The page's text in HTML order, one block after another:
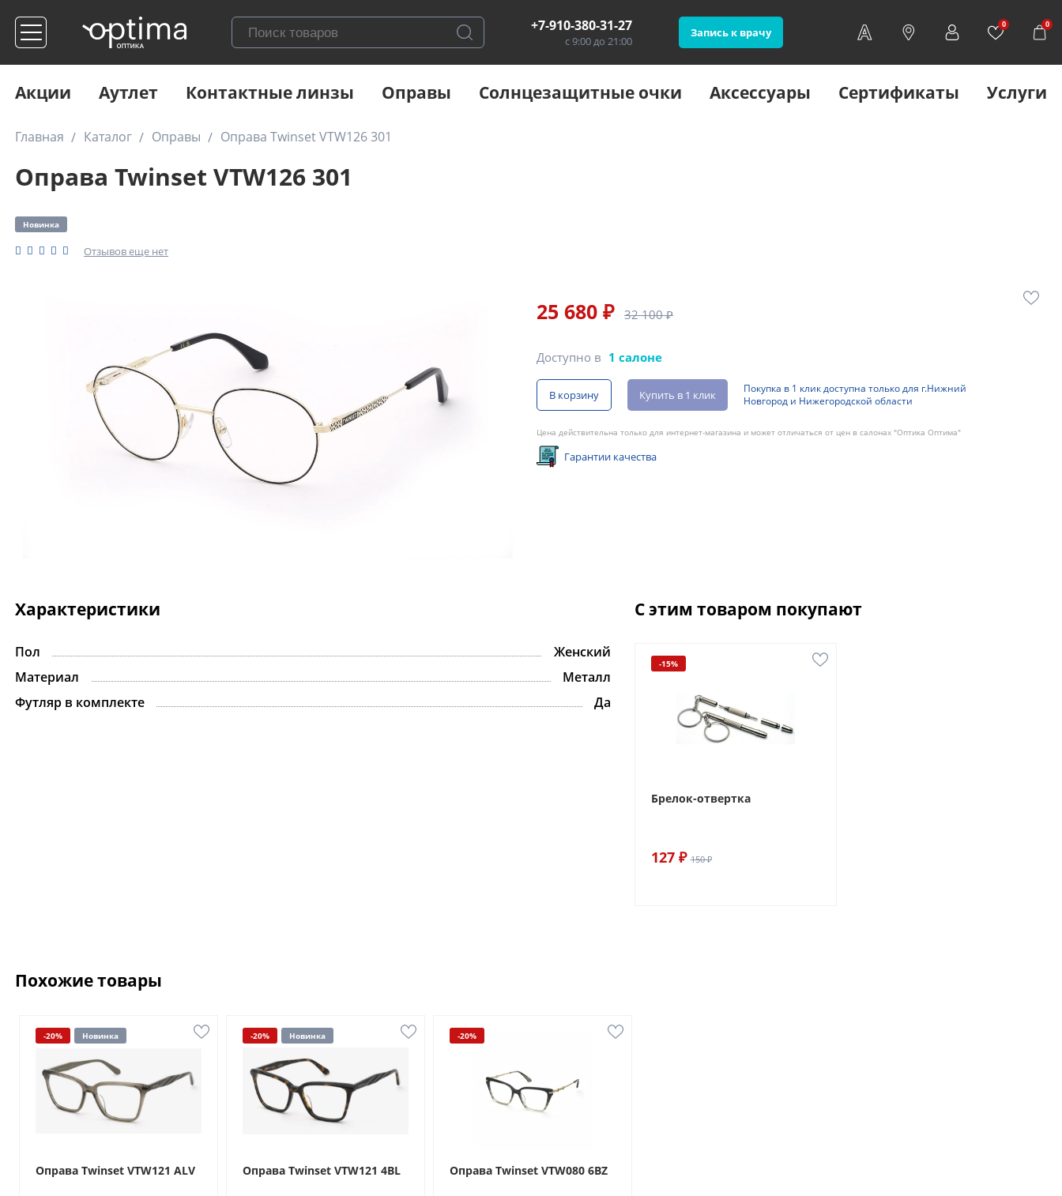
+7-910-380-31-27
с 9:00 до 21:00
Запись к врачу
0 0
Акции Аутлет Контактные линзы Оправы Солнцезащитные очки Аксессуары Сертификаты Услуги
Главная Каталог Оправы Оправа Twinset VTW126 301
Оправа Twinset VTW126 301
Новинка
Отзывов еще нет
25 680 ₽ 32 100 ₽
Доступно в 1 салоне
В корзину Купить в 1 клик
Покупка в 1 клик доступна только для г.Нижний
Новгород и Нижегородской области
Цена действительна только для интернет-магазина и может отличаться от цен в салонах "Оптика Оптима"
Гарантии качества
Характеристики
Пол
Женский
Материал
Металл
Футляр в комплекте
Да
С этим товаром покупают
-15%
Брелок-отвертка
127 ₽ 150 ₽
Похожие товары
-20% Новинка
Оправа Twinset VTW121 ALV
-20% Новинка
Оправа Twinset VTW121 4BL
-20%
Оправа Twinset VTW080 6BZ